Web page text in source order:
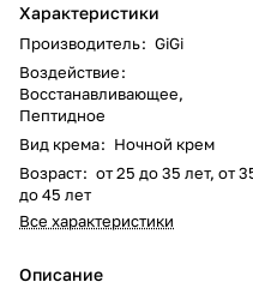
Характеристики
Производитель: GiGi
Воздействие:
Восстанавливающее,
Пептидное
Вид крема: Ночной крем
Возраст: от 25 до 35 лет, от
до 45 лет
Все характеристики
Описание